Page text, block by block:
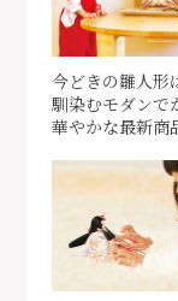
今どきの雛人形
馴染むモダンで
華やかな最新商